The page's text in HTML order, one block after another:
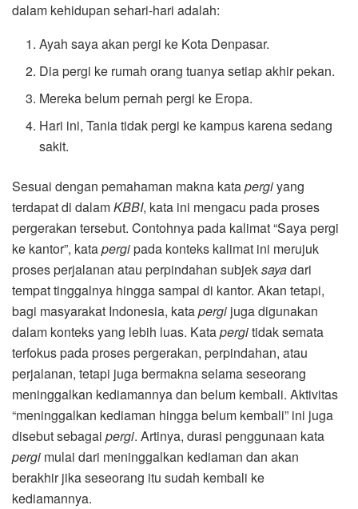
dalam kehidupan sehari-hari adalah:
Ayah saya akan pergi ke Kota Denpasar.
Dia pergi ke rumah orang tuanya setiap akhir pekan.
Mereka belum pernah pergi ke Eropa.
Hari ini, Tania tidak pergi ke kampus karena sedang
sakit.
Sesuai dengan pemahaman makna katapergiyang
terdapat di dalamKBBI, kata ini mengacu pada proses
pergerakan tersebut. Contohnya pada kalimat “Saya pergi
ke kantor”, katapergipada konteks kalimat ini merujuk
proses perjalanan atau perpindahan subjeksayadari
tempat tinggalnya hingga sampai di kantor. Akan tetapi,
bagi masyarakat Indonesia, katapergi juga digunakan
dalam konteks yang lebih luas. Katapergitidak semata
terfokus pada proses pergerakan, perpindahan, atau
perjalanan, tetapi juga bermakna selama seseorang
meninggalkan kediamannya dan belum kembali. Aktivitas
“meninggalkan kediaman hingga belum kembali” ini juga
disebut sebagai pergi. Artinya, durasi penggunaan kata
pergi mulai dari meninggalkan kediaman dan akan
berakhir jika seseorang itu sudah kembali ke
kediamannya.